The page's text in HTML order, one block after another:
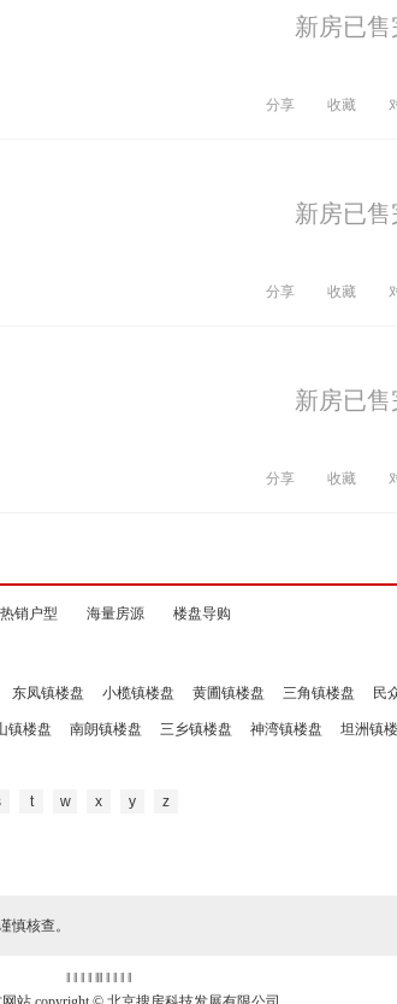
新房已售
分享 收藏
新房已售
分享 收藏
新房已售
分享 收藏
热销户型 海量房源 楼盘导购
东凤镇楼盘 小榄镇楼盘 黄圃镇楼盘 三角镇楼盘 民
镇楼盘 南朗镇楼盘 三乡镇楼盘 神湾镇楼盘 坦洲镇
t w x y z
慎核查。
‖ ‖ ‖ ‖ ‖‖ ‖ ‖ ‖ ‖